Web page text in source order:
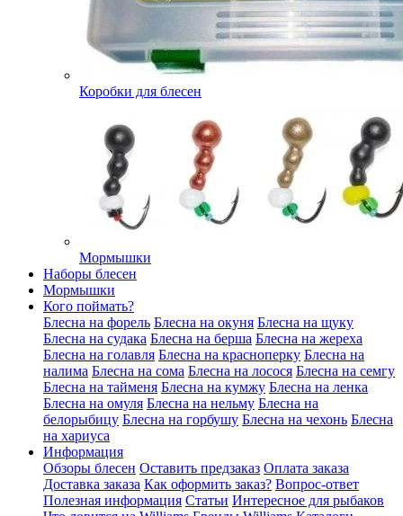
Коробки для блесен
Мормышки
Наборы блесен
Мормышки
Кого поймать?
Блесна на форель Блесна на окуня Блесна на щуку
Блесна на судака Блесна на берша Блесна на жереха
Блесна на голавля Блесна на красноперку Блесна на
налима Блесна на сома Блесна на лосося Блесна на семгу
Блесна на тайменя Блесна на кумжу Блесна на ленка
Блесна на омуля Блесна на нельму Блесна на
белорыбицу Блесна на горбушу Блесна на чехонь Блесна
на хариуса
Информация
Обзоры блесен Оставить предзаказ Оплата заказа
Доставка заказа Как оформить заказ? Вопрос-ответ
Полезная информация Статьи Интересное для рыбаков